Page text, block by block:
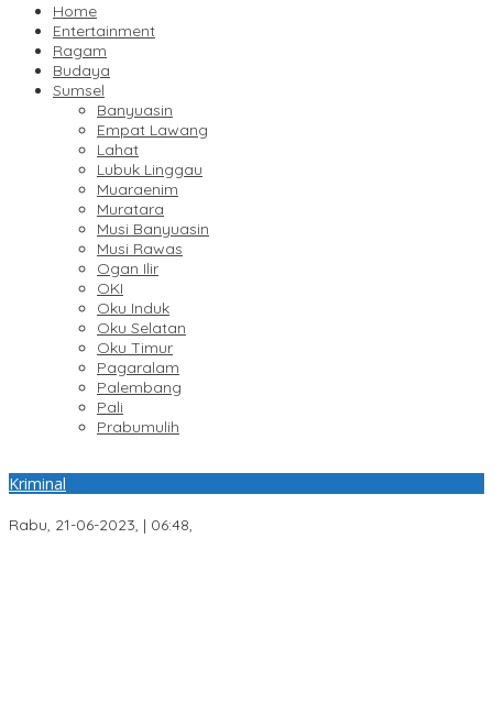
Home
Entertainment
Ragam
Budaya
Sumsel
Banyuasin
Empat Lawang
Lahat
Lubuk Linggau
Muaraenim
Muratara
Musi Banyuasin
Musi Rawas
Ogan Ilir
OKI
Oku Induk
Oku Selatan
Oku Timur
Pagaralam
Palembang
Pali
Prabumulih
Kriminal
Rabu, 21-06-2023, | 06:48,